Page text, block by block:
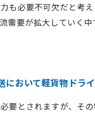
も必要不可欠だと考
需要が拡大していく
において軽貨物ドラ
要とされますが、そ